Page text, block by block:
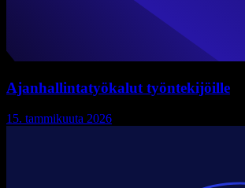
Ajanhallintatyökalut työntekijöille
15. tammikuuta 2026